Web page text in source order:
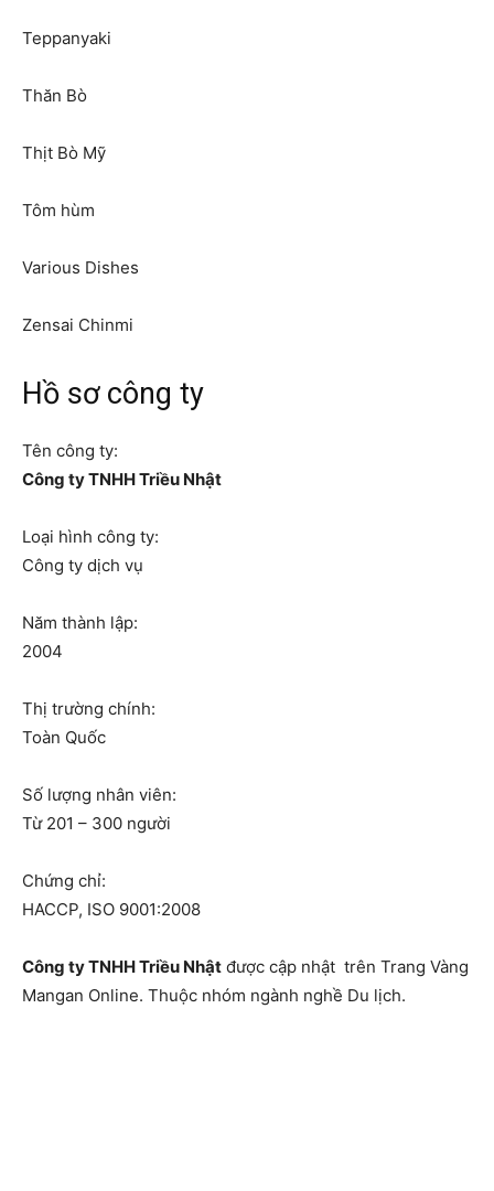
Teppanyaki
Thăn Bò
Thịt Bò Mỹ
Tôm hùm
Various Dishes
Zensai Chinmi
Hồ sơ công ty
Tên công ty:
Công ty TNHH Triều Nhật
Loại hình công ty:
Công ty dịch vụ
Năm thành lập:
2004
Thị trường chính:
Toàn Quốc
Số lượng nhân viên:
Từ 201 – 300 người
Chứng chỉ:
HACCP, ISO 9001:2008
Công ty TNHH Triều Nhật được cập nhật trên Trang Vàng
Mangan Online. Thuộc nhóm ngành nghề Du lịch.